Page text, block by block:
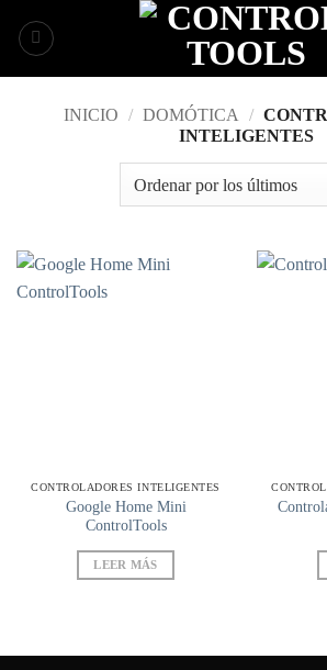
INICIO / DOMÓTICA /
INTELIGENTES
CONTROLADORES INTELIGENTES
Google Home Mini
ControlTools
LEER MÁS